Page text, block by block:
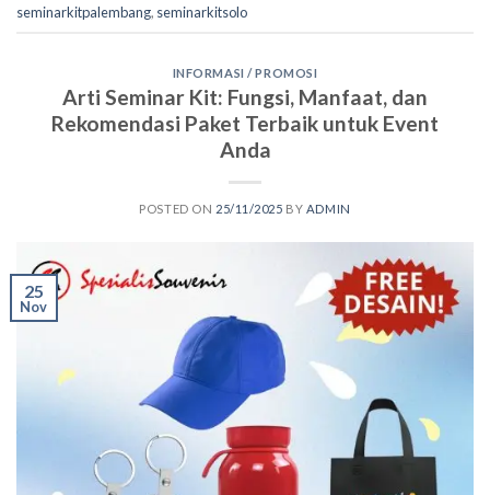
seminarkitpalembang, seminarkitsolo
INFORMASI / PROMOSI
Arti Seminar Kit: Fungsi, Manfaat, dan
Rekomendasi Paket Terbaik untuk Event
Anda
POSTED ON 25/11/2025 BY ADMIN
25
Nov